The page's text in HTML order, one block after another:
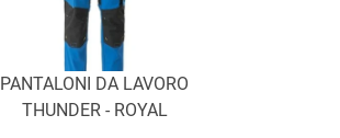
PANTALONI DA LAVORO
THUNDER - ROYAL